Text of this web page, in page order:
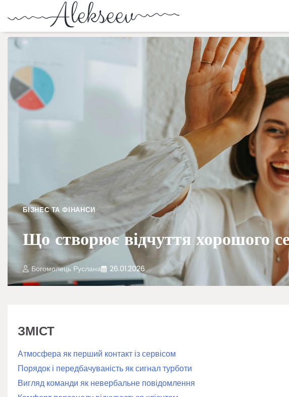
БІЗНЕС ТА ФІНАНСИ
Що створює відчуття хорошого
Богомолець Руслана 26.01.2026
ЗМІСТ
Атмосфера як перший контакт із сервісом
Порядок і передбачуваність як сигнал турботи
Вигляд команди як невербальне повідомлення